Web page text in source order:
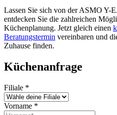
Lassen Sie sich von der ASMO Y-
entdecken Sie die zahlreichen
Küchenplanung. Jetzt gleich einen
Beratungstermin vereinbaren und
Zuhause finden.
Küchenanfrage
Filiale *
Vorname *